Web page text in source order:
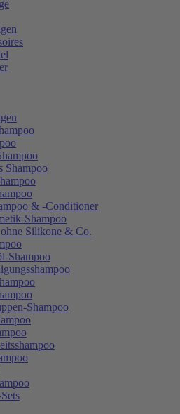
Shampoo
& -Conditioner
Shampoo
Silikone & Co.
Shampoo
Shampoo